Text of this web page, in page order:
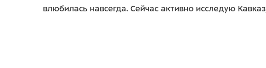
влюбилась навсегда. Сейчас активно исследую